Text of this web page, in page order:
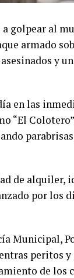
golpear al
armado
y
en las
“El
de
por los
Municipal,
peritos
de los